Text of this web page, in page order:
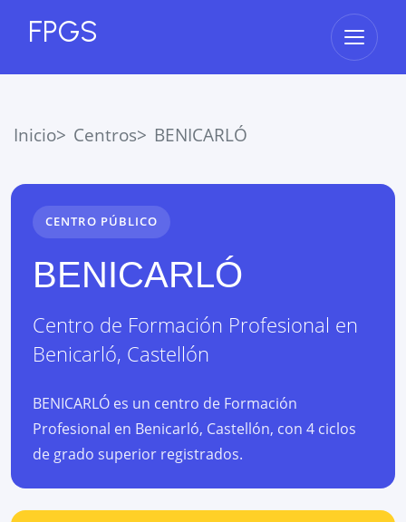
FPGS Abrir
Inicio Centros BENICARLÓ
CENTRO PÚBLICO
BENICARLÓ
Centro de Formación Profesional en
Benicarló, Castellón
BENICARLÓ es un centro de Formación
Profesional en Benicarló, Castellón, con 4 ciclos
de grado superior registrados.